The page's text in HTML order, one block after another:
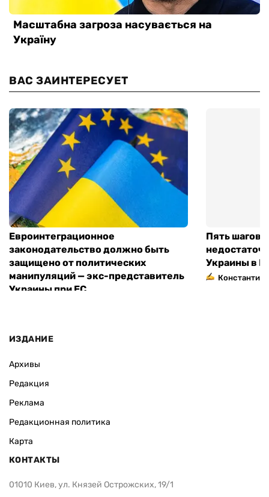
ВАС ЗАИНТЕРЕСУЕТ
Евроинтеграционное
законодательство должно быть
защищено от политических
манипуляций — экс-представитель
Украины при ЕС
Пять шагов
Украины в
Константин
ИЗДАНИЕ
Архивы
Редакция
Реклама
Редакционная политика
Карта
КОНТАКТЫ
01010 Киев, ул. Князей Острожских, 19/1